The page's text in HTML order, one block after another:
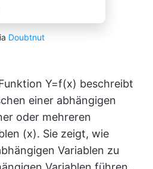
Doubtnut
Y=f(x) beschreibt
einer abhängigen
oder mehreren
(x). Sie zeigt, wie
Variablen zu